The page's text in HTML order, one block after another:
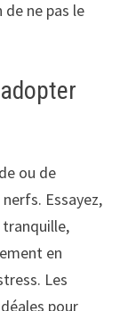
ne pas le
ou de
Essayez,
tranquille,
en
Les
pour